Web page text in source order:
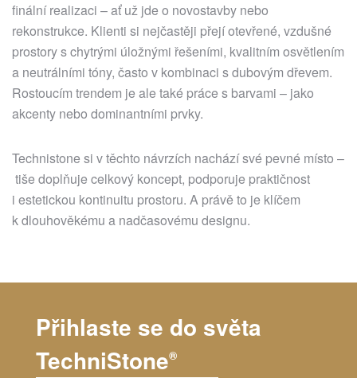
finální realizaci – ať už jde o novostavby nebo
rekonstrukce. Klienti si nejčastěji přejí otevřené, vzdušné
prostory s chytrými úložnými řešeními, kvalitním osvětlením
a neutrálními tóny, často v kombinaci s dubovým dřevem.
Rostoucím trendem je ale také práce s barvami – jako
akcenty nebo dominantními prvky.
Technistone si v těchto návrzích nachází své pevné místo –
tiše doplňuje celkový koncept, podporuje praktičnost
i estetickou kontinuitu prostoru. A právě to je klíčem
k dlouhověkému a nadčasovému designu.
Přihlaste se do světa
TechniStone®